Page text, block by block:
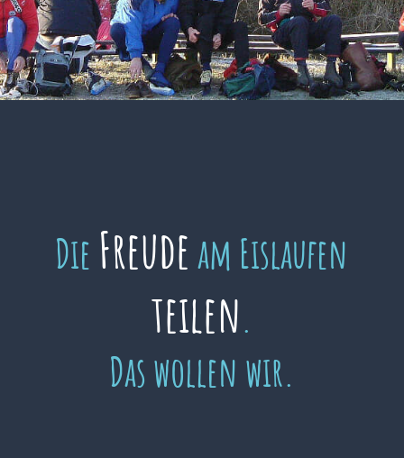
Die Freudeam Eislaufen
teilen.
Das wollen wir.